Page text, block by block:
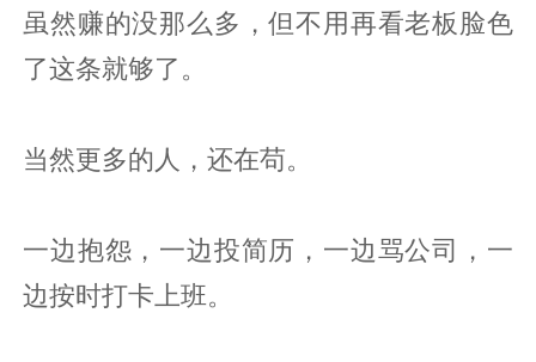
虽然赚的没那么多，但不用再看老板脸色
了这条就够了。
当然更多的人，还在苟。
一边抱怨，一边投简历，一边骂公司，一
边按时打卡上班。